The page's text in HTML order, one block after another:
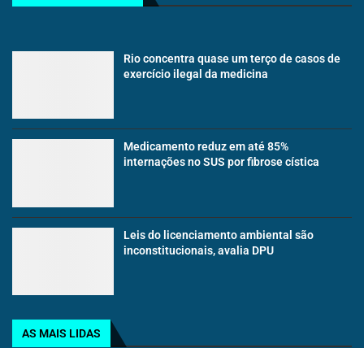
Rio concentra quase um terço de casos de
exercício ilegal da medicina
Medicamento reduz em até 85%
internações no SUS por fibrose cística
Leis do licenciamento ambiental são
inconstitucionais, avalia DPU
AS MAIS LIDAS